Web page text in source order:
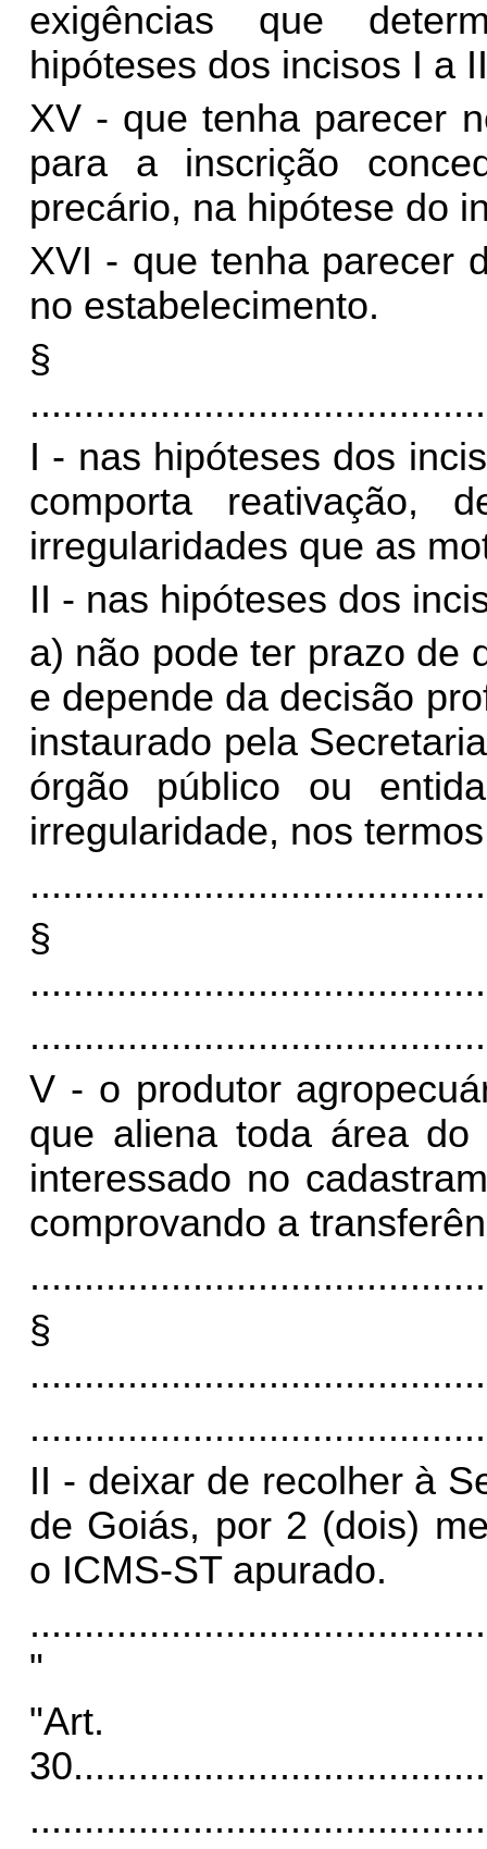
exigências que
hipóteses dos incisos I a
XV - que tenha parecer
para a inscrição
precário, na hipótese do
XVI - que tenha parecer
no estabelecimento.
§
I - nas hipóteses dos
comporta reativação,
irregularidades que as
II - nas hipóteses dos
a) não pode ter prazo de
e depende da decisão
instaurado pela
órgão público ou
irregularidade, nos
§
V - o produtor
que aliena toda área do
interessado no
comprovando a
§
II - deixar de recolher à
de Goiás, por 2 (dois)
o ICMS-ST apurado.
"
"Art.
30.